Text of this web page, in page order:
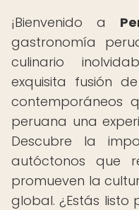
¡Bienvenido a
gastronomía
culinario
exquisita fusión
contemporáneos
peruana una
Descubre la
autóctonos que
promueven la
global. ¿Estás listo